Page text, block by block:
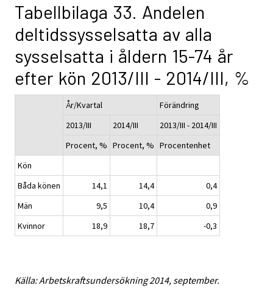
Tabellbilaga 33. Andelen
deltidssysselsatta av alla
sysselsatta i åldern 15-74 år
efter kön 2013/III - 2014/III, %
År/Kvartal
Förändring
2013/III
2014/III
2013/III - 2014/III
Procent, % Procent, % Procentenhet
Kön
Båda könen
14,1 14,4
0,4
Män
9,5 10,4
0,9
Kvinnor
18,9 18,7 -0,3
Källa: Arbetskraftsundersökning 2014, september.